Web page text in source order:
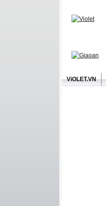
ViOLET.VN